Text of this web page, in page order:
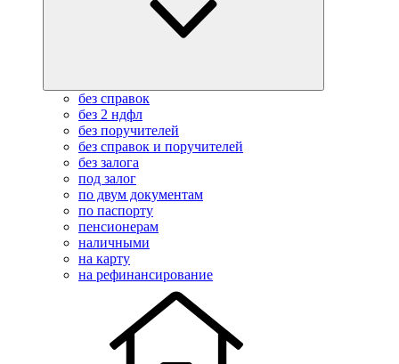
без справок
без 2 ндфл
без поручителей
без справок и поручителей
без залога
под залог
по двум документам
по паспорту
пенсионерам
наличными
на карту
на рефинансирование